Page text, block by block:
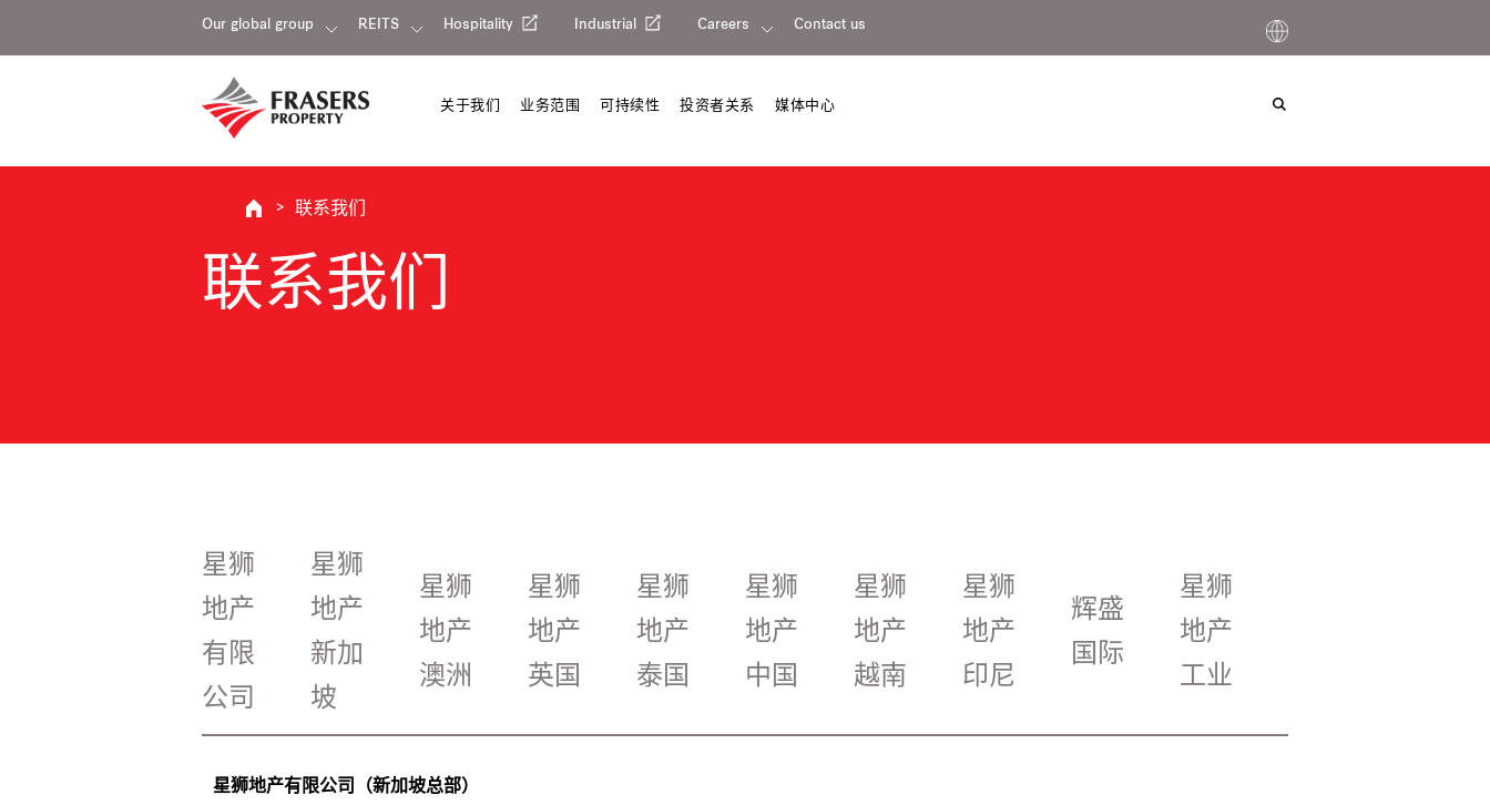
Our global group REITS Hospitality Industrial Careers Contact us
关于我们 业务范围 可持续性 投资者关系 媒体中心
联系我们
联系我们
星狮
地产
有限
公司
星狮
地产
新加
坡
星狮
地产
澳洲
星狮
地产
英国
星狮
地产
泰国
星狮
地产
中国
星狮
地产
越南
星狮
地产
印尼
辉盛
国际
星狮
地产
工业
星狮地产有限公司（新加坡总部）